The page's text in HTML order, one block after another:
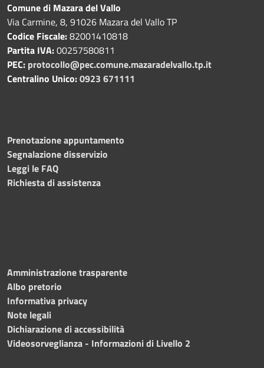
Comune di Mazara del Vallo
Via Carmine, 8, 91026 Mazara del Vallo TP
Codice Fiscale:82001410818
Partita IVA:00257580811
PEC: protocollo@pec.comune.mazaradelvallo.tp.it
Centralino Unico:0923 671111
Prenotazione appuntamento
Segnalazione disservizio
Leggi le FAQ
Richiesta di assistenza
Amministrazione trasparente
Albo pretorio
Informativa privacy
Note legali
Dichiarazione di accessibilità
Videosorveglianza - Informazioni di Livello 2